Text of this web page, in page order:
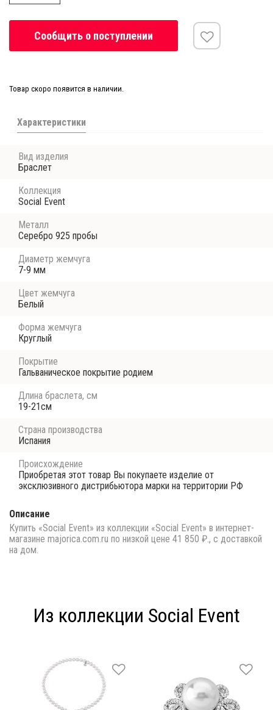
Сообщить о поступлении
Товар скоро появится в наличии.
Характеристики
Вид изделия
Браслет
Коллекция
Social Event
Металл
Серебро 925 пробы
Диаметр жемчуга
7-9 мм
Цвет жемчуга
Белый
Форма жемчуга
Круглый
Покрытие
Гальваническое покрытие родием
Длина браслета, см
19-21см
Страна производства
Испания
Происхождение
Приобретая этот товар Вы покупаете изделие от
эксклюзивного дистрибьютора марки на территории РФ
Описание
Купить «Social Event» из коллекции «Social Event» в интернет-
магазине majorica.com.ru по низкой цене 41 850 ₽., с доставкой
на дом.
Из коллекции Social Event